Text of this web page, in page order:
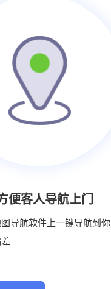
便客人导航上门
导航软件上一键导航到你